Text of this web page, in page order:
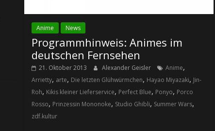
Anime News
Programmhinweis: Animes im
deutschen Fernsehen
21. Oktober 2013 Alexander Geisler Anime,
Arrietty, arte, Die letzten Glühwürmchen, Hayao Miyazaki, Jin-
Roh, Kikis kleiner Lieferservice, Perfect Blue, Ponyo, Porco
Rosso, Prinzessin Mononoke, Studio Ghibli, Summer Wars,
zdf.kultur